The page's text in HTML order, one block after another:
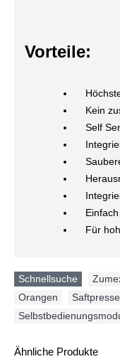
Vorteile:
Kein
Self
Für
Schnellsuche
Orangen
Saftpresse
Ähnliche Produkte